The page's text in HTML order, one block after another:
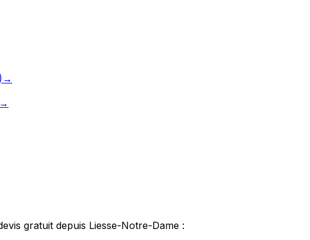
) →
→
gratuit depuis Liesse-Notre-Dame :